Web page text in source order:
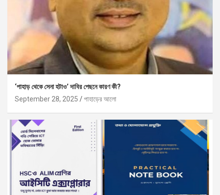
‘পাহাড় থেকে সেনা হটাও’ দাবির পেছনে কারণ কী?
September 28, 2025
পাহাড়ের আলো